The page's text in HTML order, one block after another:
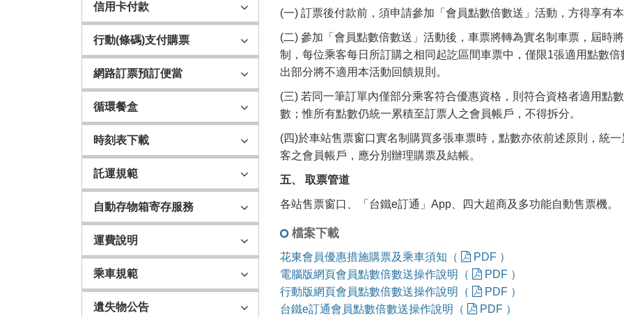
信用卡付款
行動(條碼)支付購票
網路訂票預訂便當
循環餐盒
時刻表下載
託運規範
自動存物箱寄存服務
運費說明
乘車規範
遺失物公告
(一) 訂票後付款前，須申請參加「會員點數倍數送」活動，方得享有本
(二) 參加「會員點數倍數送」活動後，車票將轉為實名制車票，屆時
制，每位乘客每日所訂購之相同起訖區間車票中，僅限1張適用點數
出部分將不適用本活動回饋規則。
(三) 若同一筆訂單內僅部分乘客符合優惠資格，則符合資格者適用點
數；惟所有點數仍統一累積至訂票人之會員帳戶，不得拆分。
(四)於車站售票窗口實名制購買多張車票時，點數亦依前述原則，統
客之會員帳戶，應分別辦理購票及結帳。
五、 取票管道
各站售票窗口、「台鐵e訂通」App、四大超商及多功能自動售票機。
檔案下載
花東會員優惠措施購票及乘車須知（
PDF ）
電腦版網頁會員點數倍數送操作說明（
PDF ）
行動版網頁會員點數倍數送操作說明（
PDF ）
台鐵e訂通會員點數倍數送操作說明（
PDF ）